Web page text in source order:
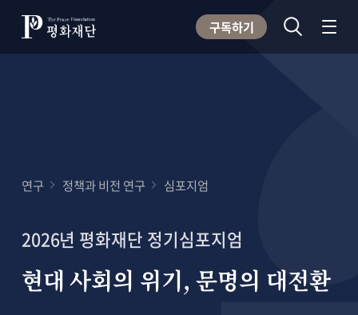
구독하기
연구 정책과 비전 연구 심포지엄
2026년 평화재단 정기심포지엄
현대 사회의 위기, 문명의 대전환